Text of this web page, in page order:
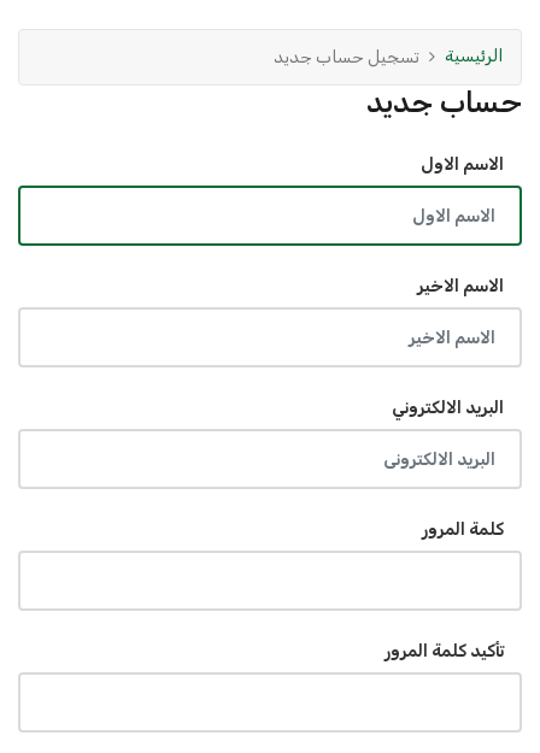
الرئيسية تسجيل حساب جديد
حساب جديد
الاسم الاول
الاسم الاخير
البريد الالكتروني
كلمة المرور
تأكيد كلمة المرور